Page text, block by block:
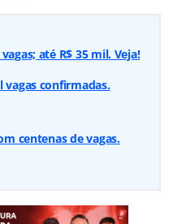
até R$ 35 mil. Veja!
vagas confirmadas.
centenas de vagas.